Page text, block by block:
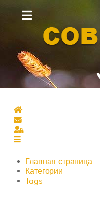
Главная страница
Подписаться на блог
Sign In
Главная страница
Категории
Tags